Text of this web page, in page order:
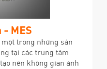
MES
trong những sản
tại các trung tâm
nên không gian ánh